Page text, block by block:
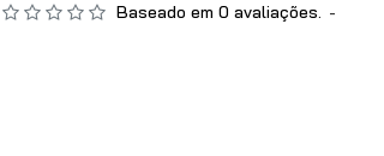
Baseado em 0 avaliações. -